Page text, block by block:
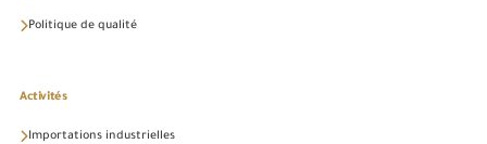
Politique de qualité
Activités
Importations industrielles